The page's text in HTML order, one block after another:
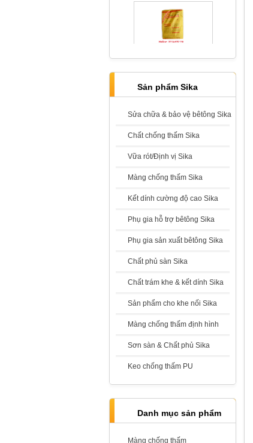
Sikafloor Chapdur Green - Chất
Giá:Liên hệ
Sika Refit 2000
Giá: Liên hệ
Sika Monotop 610
Giá:Liên hệ
Sika Latex TH - Phụ gia kết nối, trộn
cùng vữa
Giá:
Sản phẩm Sika
Sửa chữa & bảo vệ bêtông Sika
Chất chống thấm Sika
Vữa rót/Định vị Sika
Màng chống thấm Sika
Kết dính cường độ cao Sika
Phụ gia hỗ trợ bêtông Sika
Phụ gia sản xuất bêtông Sika
Chất phủ sàn Sika
Chất trám khe & kết dính Sika
Sản phẩm cho khe nối Sika
Màng chống thấm định hình
Sơn sàn & Chất phủ Sika
Keo chống thấm PU
Danh mục sản phẩm
Màng chống thấm